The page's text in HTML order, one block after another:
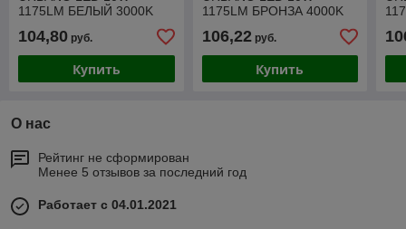
1175LM БЕЛЫЙ 3000K
104,80 руб.
Купить
1175LM БРОНЗА 4000K
106,22руб.
Купить
О нас
Рейтинг не сформирован
Менее 5 отзывов за последний год
Работает с 04.01.2021